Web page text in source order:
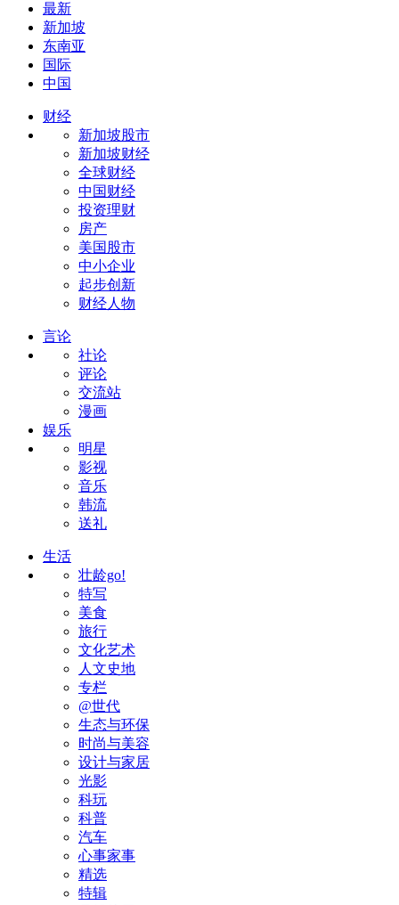
最新
新加坡
东南亚
国际
中国
财经
新加坡股市
新加坡财经
全球财经
中国财经
投资理财
房产
美国股市
中小企业
起步创新
财经人物
言论
社论
评论
交流站
漫画
娱乐
明星
影视
音乐
韩流
送礼
生活
壮龄go!
特写
美食
旅行
文化艺术
人文史地
专栏
@世代
生态与环保
时尚与美容
设计与家居
光影
科玩
科普
汽车
心事家事
精选
特辑